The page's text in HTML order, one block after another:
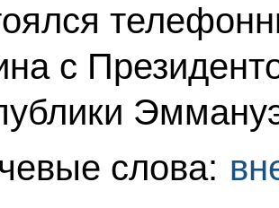
с
слова: